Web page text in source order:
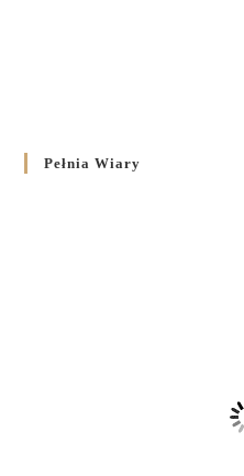
Pełnia Wiary